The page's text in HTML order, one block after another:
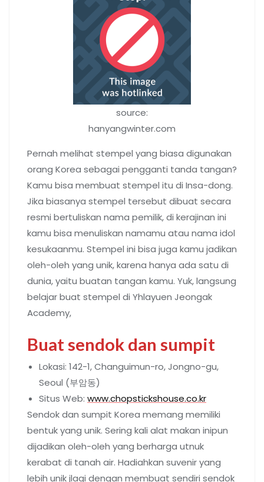
source:
hanyangwinter.com
Pernah melihat stempel yang biasa digunakan
orang Korea sebagai pengganti tanda tangan?
Kamu bisa membuat stempel itu di Insa-dong.
Jika biasanya stempel tersebut dibuat secara
resmi bertuliskan nama pemilik, di kerajinan ini
kamu bisa menuliskan namamu atau nama idol
kesukaanmu. Stempel ini bisa juga kamu jadikan
oleh-oleh yang unik, karena hanya ada satu di
dunia, yaitu buatan tangan kamu. Yuk, langsung
belajar buat stempel di Yhlayuen Jeongak
Academy,
Buat sendok dan sumpit
Lokasi: 142-1, Changuimun-ro, Jongno-gu,
Seoul (부암동)
Situs Web: www.chopstickshouse.co.kr
Sendok dan sumpit Korea memang memiliki
bentuk yang unik. Sering kali alat makan inipun
dijadikan oleh-oleh yang berharga utnuk
kerabat di tanah air. Hadiahkan suvenir yang
lebih unik jlagi dengan membuat sendiri sendok